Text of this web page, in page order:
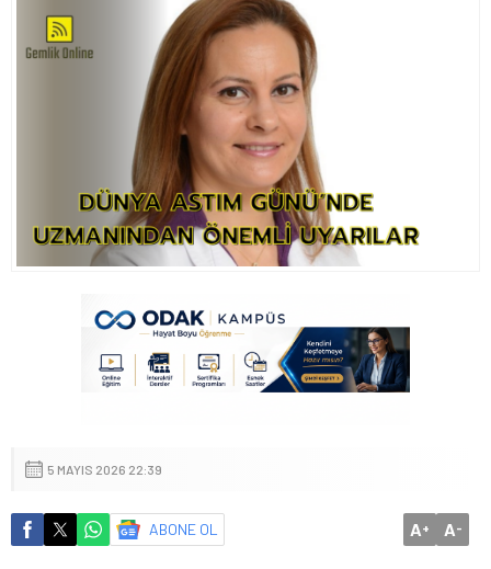
5 MAYIS 2026 22:39
ABONE OL A+ A-